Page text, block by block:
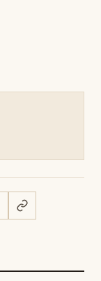
LINK
KOPIEREN